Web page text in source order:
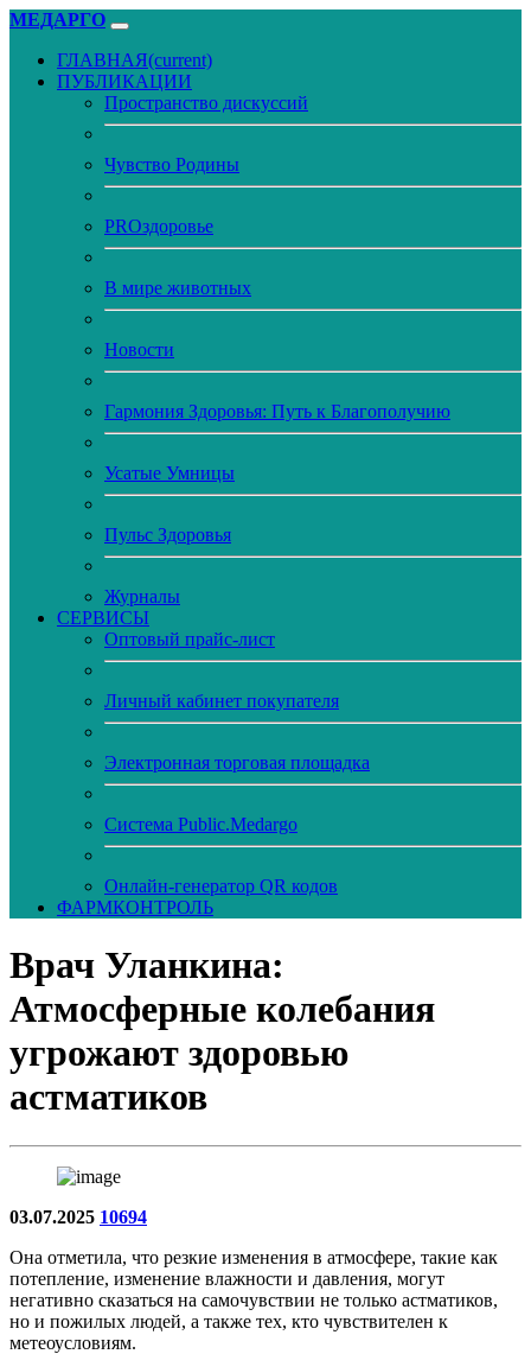
МЕДАРГО
ГЛАВНАЯ(current)
ПУБЛИКАЦИИ
Пространство дискуссий
Чувство Родины
PROздоровье
В мире животных
Новости
Гармония Здоровья: Путь к Благополучию
Усатые Умницы
Пульс Здоровья
Журналы
CЕРВИСЫ
Оптовый прайс-лист
Личный кабинет покупателя
Электронная торговая площадка
Система Public.Medargo
Онлайн-генератор QR кодов
ФАРМКОНТРОЛЬ
Врач Уланкина:
Атмосферные колебания
угрожают здоровью
астматиков
03.07.2025 10694
Она отметила, что резкие изменения в атмосфере, такие как
потепление, изменение влажности и давления, могут
негативно сказаться на самочувствии не только астматиков,
но и пожилых людей, а также тех, кто чувствителен к
метеоусловиям.